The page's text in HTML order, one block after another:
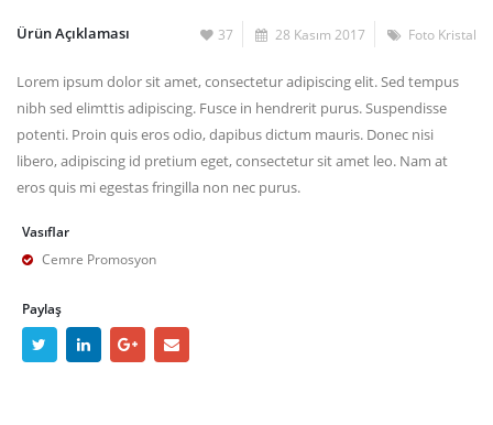
Ürün Açıklaması 37 28 Kasım 2017 Foto Kristal
Lorem ipsum dolor sit amet, consectetur adipiscing elit. Sed tempus
nibh sed elimttis adipiscing. Fusce in hendrerit purus. Suspendisse
potenti. Proin quis eros odio, dapibus dictum mauris. Donec nisi
libero, adipiscing id pretium eget, consectetur sit amet leo. Nam at
eros quis mi egestas fringilla non nec purus.
Vasıflar
Cemre Promosyon
Paylaş